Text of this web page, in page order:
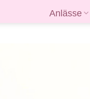
Anlässe